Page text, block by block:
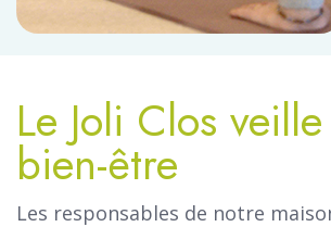
Le Joli Clos
bien-être
Les responsables de notre